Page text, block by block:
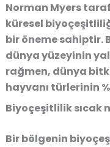
Norman Myers
küresel
bir öneme sahiptir.
dünya yüzeyinin
rağmen, dünya
hayvanı türlerinin
Biyoçeşitlilik sıcak
Bir bölgenin